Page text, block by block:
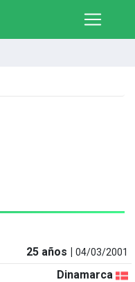
25 años |04/03/2001
Dinamarca